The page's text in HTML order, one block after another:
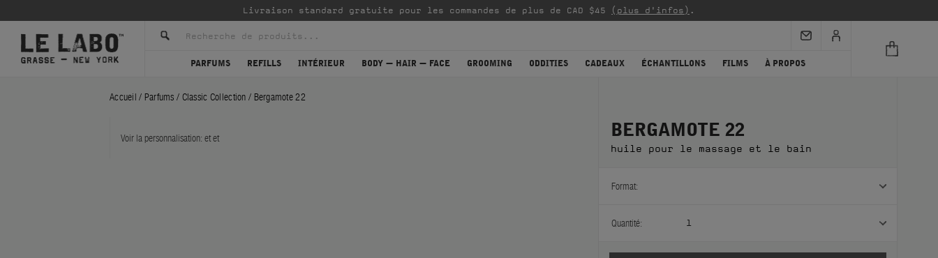
Livraison standard gratuite pour les commandes de plus de CAD $45 (plus d'infos) .
PARFUMS REFILLS INTÉRIEUR BODY — HAIR — FACE GROOMING ODDITIES CADEAUX ÉCHANTILLONS FILMS À PROPOS
Accueil / Parfums / Classic Collection / Bergamote 22
Voir la personnalisation: etet BERGAMOTE 22
huile pour le massage et le bain
Format:
Quantité: 1